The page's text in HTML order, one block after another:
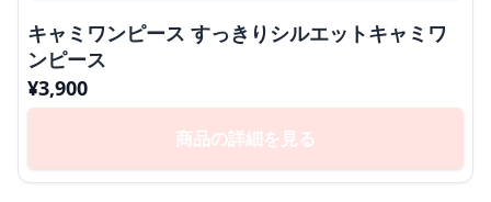
キャミワンピース すっきりシルエットキャミワ
ンピース
¥3,900
商品の詳細を見る